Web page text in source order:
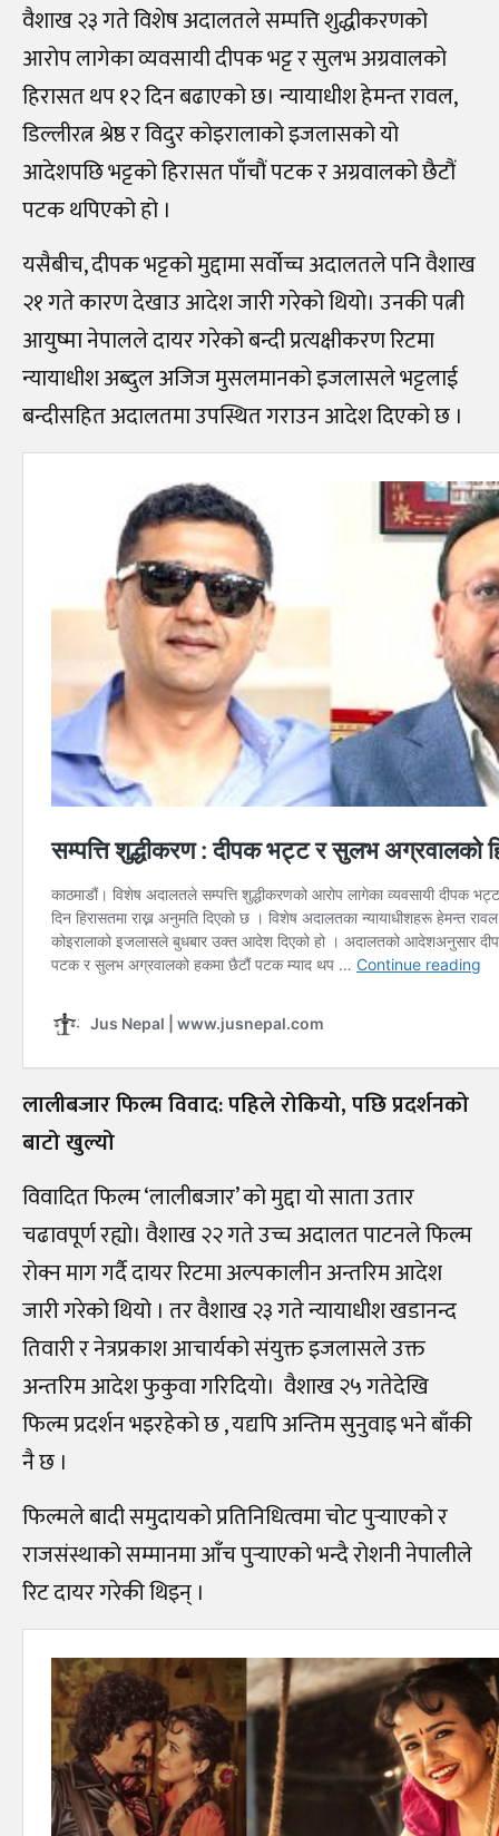
वैशाख २३ गते विशेष अदालतले सम्पत्ति शुद्धीकरणको
आरोप लागेका व्यवसायी दीपक भट्ट र सुलभ अग्रवालको
हिरासत थप १२ दिन बढाएको छ। न्यायाधीश हेमन्त रावल,
डिल्लीरत्न श्रेष्ठ र विदुर कोइरालाको इजलासको यो
आदेशपछि भट्टको हिरासत पाँचौं पटक र अग्रवालको छैटौं
पटक थपिएको हो ।
यसैबीच, दीपक भट्टको मुद्दामा सर्वोच्च अदालतले पनि वैशाख
२१ गते कारण देखाउ आदेश जारी गरेको थियो। उनकी पत्नी
आयुष्मा नेपालले दायर गरेको बन्दी प्रत्यक्षीकरण रिटमा
न्यायाधीश अब्दुल अजिज मुसलमानको इजलासले भट्टलाई
बन्दीसहित अदालतमा उपस्थित गराउन आदेश दिएको छ ।
लालीबजार फिल्म विवाद: पहिले रोकियो, पछि प्रदर्शनको
बाटो खुल्यो
विवादित फिल्म ‘लालीबजार’ को मुद्दा यो साता उतार
चढावपूर्ण रह्यो। वैशाख २२ गते उच्च अदालत पाटनले फिल्म
रोक्न माग गर्दै दायर रिटमा अल्पकालीन अन्तरिम आदेश
जारी गरेको थियो । तर वैशाख २३ गते न्यायाधीश खडानन्द
तिवारी र नेत्रप्रकाश आचार्यको संयुक्त इजलासले उक्त
अन्तरिम आदेश फुकुवा गरिदियो। वैशाख २५ गतेदेखि
फिल्म प्रदर्शन भइरहेको छ , यद्यपि अन्तिम सुनुवाइ भने बाँकी
नै छ ।
फिल्मले बादी समुदायको प्रतिनिधित्वमा चोट पुर्‍याएको र
राजसंस्थाको सम्मानमा आँच पुर्‍याएको भन्दै रोशनी नेपालीले
रिट दायर गरेकी थिइन् ।